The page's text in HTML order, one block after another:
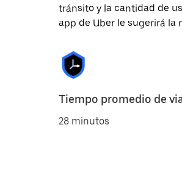
tránsito y la cantidad de
app de Uber le sugerirá la
Tiempo promedio de
28 minutos